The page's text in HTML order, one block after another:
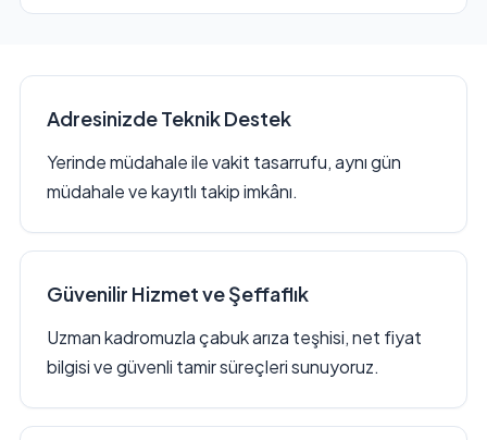
Adresinizde Teknik Destek
Yerinde müdahale ile vakit tasarrufu, aynı gün
müdahale ve kayıtlı takip imkânı.
Güvenilir Hizmet ve Şeffaflık
Uzman kadromuzla çabuk arıza teşhisi, net fiyat
bilgisi ve güvenli tamir süreçleri sunuyoruz.